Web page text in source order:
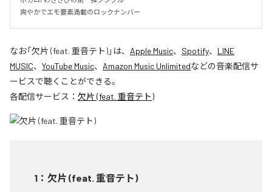
爽やかでエモ要素満載のロックナンバー
なお「欠片 (feat. 重音テト)」は、 Apple Music、 Spotify、 LINE
MUSIC、 YouTube Music、 Amazon Music Unlimitedなどの音楽配信サ
ービスで聴くことができる。
各配信サービス： 欠片 (feat. 重音テト)
1 ： 欠片 (feat. 重音テト)